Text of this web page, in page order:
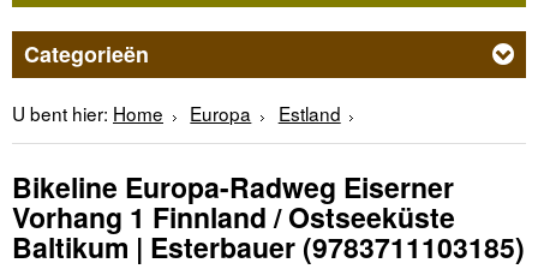
Categorieën
U bent hier: Home Europa Estland
Bikeline Europa-Radweg Eiserner
Vorhang 1 Finnland / Ostseeküste
Baltikum | Esterbauer (9783711103185)